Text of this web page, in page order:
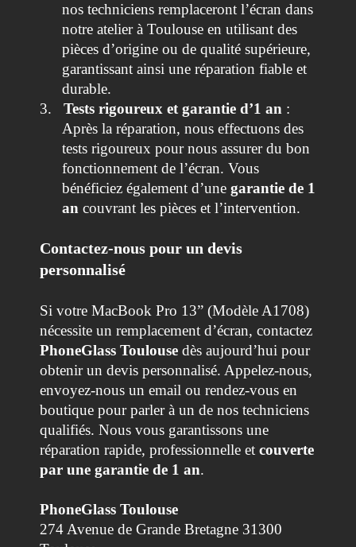
nos techniciens remplaceront l’écran dans
notre atelier à Toulouse en utilisant des
pièces d’origine ou de qualité supérieure,
garantissant ainsi une réparation fiable et
durable.
3. Tests rigoureux et garantie d’1 an :
Après la réparation, nous effectuons des
tests rigoureux pour nous assurer du bon
fonctionnement de l’écran. Vous
bénéficiez également d’une garantie de 1
an couvrant les pièces et l’intervention.
Contactez-nous pour un devis
personnalisé
Si votre MacBook Pro 13” (Modèle A1708)
nécessite un remplacement d’écran, contactez
PhoneGlass Toulouse dès aujourd’hui pour
obtenir un devis personnalisé. Appelez-nous,
envoyez-nous un email ou rendez-vous en
boutique pour parler à un de nos techniciens
qualifiés. Nous vous garantissons une
réparation rapide, professionnelle et couverte
par une garantie de 1 an.
PhoneGlass Toulouse
274 Avenue de Grande Bretagne 31300